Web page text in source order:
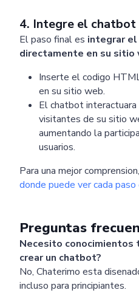
4. Integre el chatbot
El paso final es integrar
directamente en su sitio
Inserte el codigo
en su sitio web.
El chatbot
visitantes de su sitio
aumentando la
usuarios.
Para una mejor
donde puede ver cada paso
Preguntas
Necesito conocimientos
crear un chatbot?
No, Chaterimo esta
incluso para principiantes.
Pricing Articles
Powered